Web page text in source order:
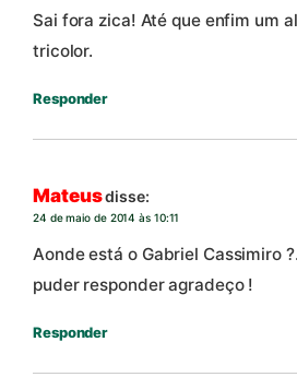
Sai fora zica! Até que enfim um
tricolor.
Responder
Mateusdisse:
24 de maio de 2014 às 10:11
Aonde está o Gabriel Cassimiro
puder responder agradeço !
Responder